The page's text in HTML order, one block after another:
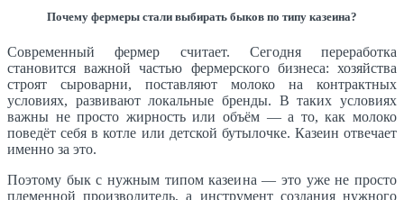
Почему фермеры стали выбирать быков по типу казеина?
Современный фермер считает. Сегодня переработка
становится важной частью фермерского бизнеса: хозяйства
строят сыроварни, поставляют молоко на контрактных
условиях, развивают локальные бренды. В таких условиях
важны не просто жирность или объём — а то, как молоко
поведёт себя в котле или детской бутылочке. Казеин отвечает
именно за это.
Поэтому бык с нужным типом казеина — это уже не просто
племенной производитель, а инструмент создания нужного